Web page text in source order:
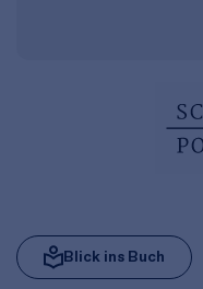
Blick ins Buch